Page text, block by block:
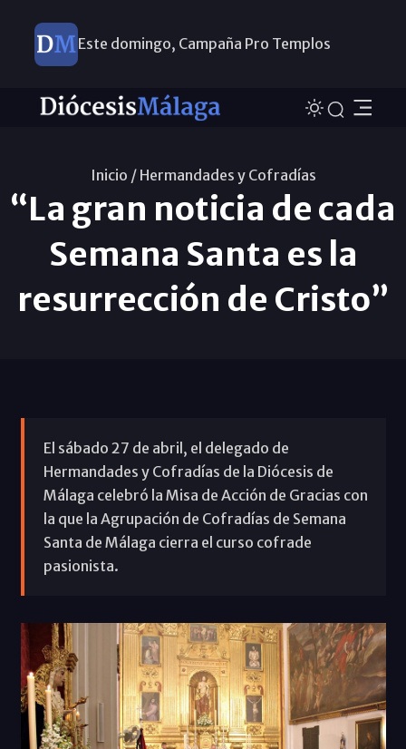
Este domingo, Campaña Pro Templos
Inicio / Hermandades y Cofradías
“La gran noticia de cada
Semana Santa es la
resurrección de Cristo”
El sábado 27 de abril, el delegado de
Hermandades y Cofradías de la Diócesis de
Málaga celebró la Misa de Acción de Gracias con
la que la Agrupación de Cofradías de Semana
Santa de Málaga cierra el curso cofrade
pasionista.